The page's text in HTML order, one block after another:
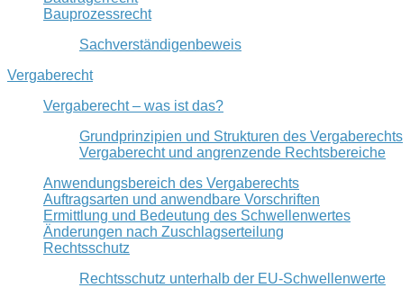
Bauprozessrecht
Sachverständigenbeweis
Vergaberecht
Vergaberecht – was ist das?
Grundprinzipien und Strukturen des Vergaberechts
Vergaberecht und angrenzende Rechtsbereiche
Anwendungsbereich des Vergaberechts
Auftragsarten und anwendbare Vorschriften
Ermittlung und Bedeutung des Schwellenwertes
Änderungen nach Zuschlagserteilung
Rechtsschutz
Rechtsschutz unterhalb der EU-Schwellenwerte